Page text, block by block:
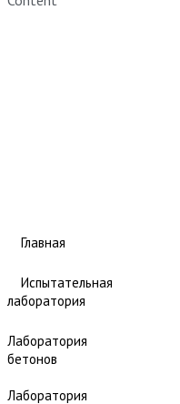
Главная
Испытательная
лаборатория
Лаборатория
бетонов
Лаборатория